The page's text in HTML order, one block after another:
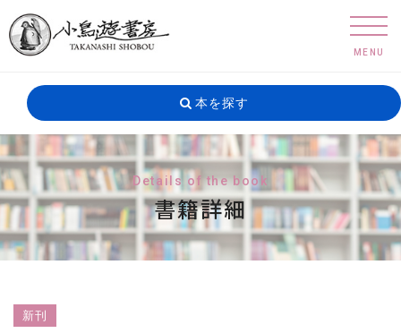
本を探す
Details of the book
書籍詳細
新刊
MENU